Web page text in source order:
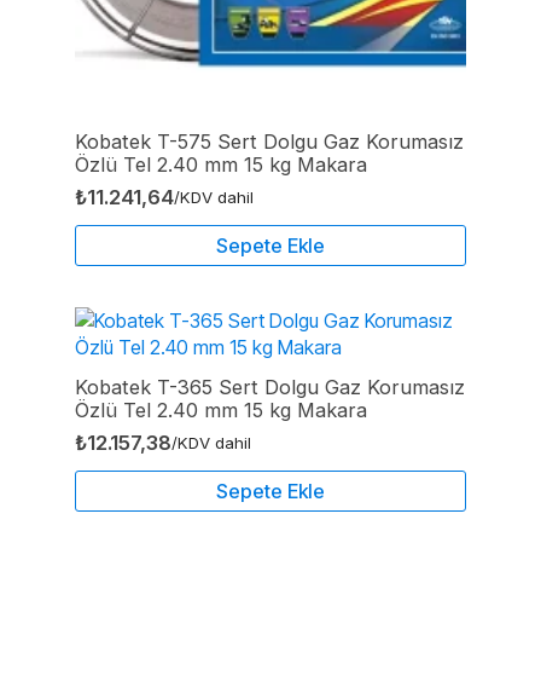
Kobatek T-575 Sert Dolgu Gaz Korumasız
Özlü Tel 2.40 mm 15 kg Makara
₺11.241,64/KDV dahil
Sepete Ekle
Kobatek T-365 Sert Dolgu Gaz Korumasız
Özlü Tel 2.40 mm 15 kg Makara
₺12.157,38/KDV dahil
Sepete Ekle